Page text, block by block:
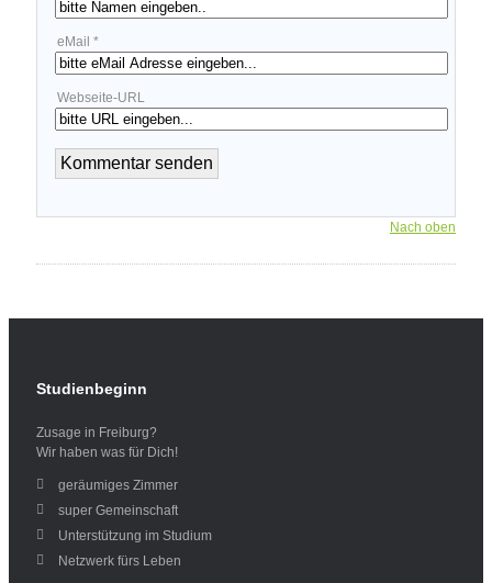
eMail *
Webseite-URL
Nach oben
Studienbeginn
Zusage in Freiburg?
Wir haben was für Dich!
geräumiges Zimmer
super Gemeinschaft
Unterstützung im Studium
Netzwerk fürs Leben